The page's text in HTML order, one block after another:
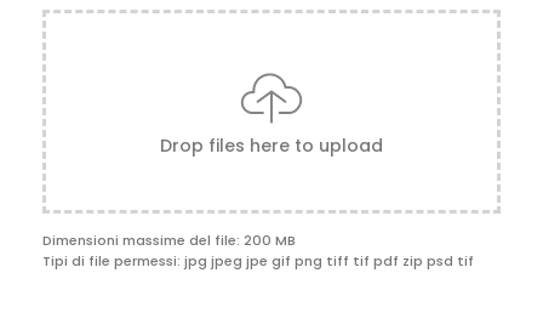
Drop files here to upload
Dimensioni massime del file: 200 MB
Tipi di file permessi: jpg jpeg jpe gif png tiff tif pdf zip psd tif